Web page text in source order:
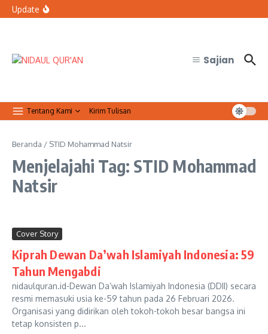
Lewati ke konten
Update
Sajian
Tentang Kami Kirim Tulisan
Beranda / STID Mohammad Natsir
Menjelajahi Tag: STID Mohammad
Natsir
Cover Story
Kiprah Dewan Da’wah Islamiyah Indonesia: 59
Tahun Mengabdi
nidaulquran.id-Dewan Da’wah Islamiyah Indonesia (DDII) secara
resmi memasuki usia ke-59 tahun pada 26 Februari 2026.
Organisasi yang didirikan oleh tokoh-tokoh besar bangsa ini
tetap konsisten p...